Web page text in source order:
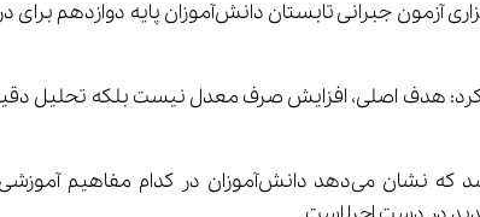
کرد: هدف اصلی، افزایش صرف معدل نیست بلکه تحلیل